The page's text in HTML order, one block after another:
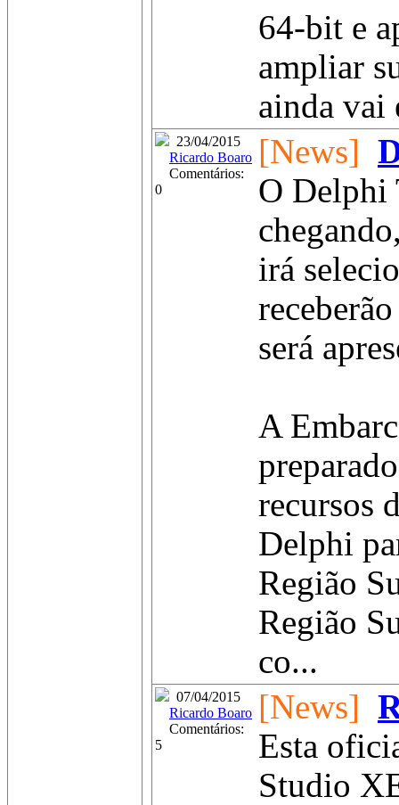
64-bit e
ampliar
ainda vai
23/04/2015
Ricardo Boaro
Comentários:
0
[News]
O Delphi
irá
será
A
recursos
Delphi
Região
Região
co...
07/04/2015
Ricardo Boaro
Comentários:
5
[News]
Esta
Studio